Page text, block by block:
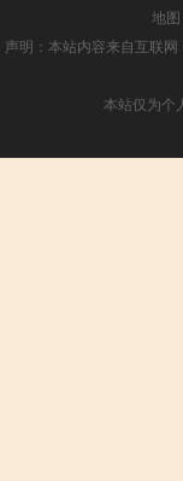
地图
声明：本站内容来自互联
本站仅为个